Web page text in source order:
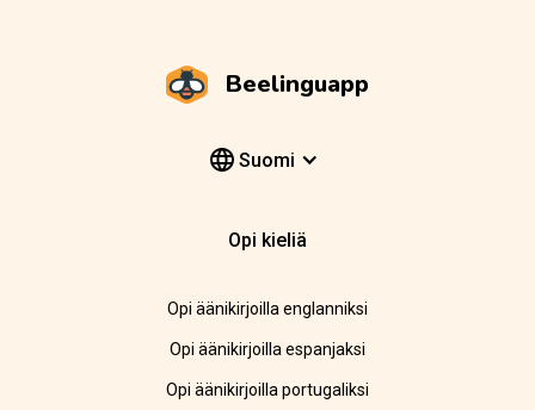
Beelinguapp
Suomi
Opi kieliä
Opi äänikirjoilla englanniksi
Opi äänikirjoilla espanjaksi
Opi äänikirjoilla portugaliksi